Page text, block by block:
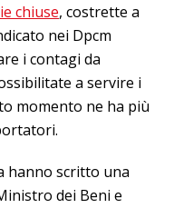
chiuse, costrette a
nei Dpcm
i contagi da
a servire i
momento ne ha più
hanno scritto una
dei Beni e